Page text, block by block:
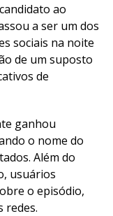
ao
a ser um dos
sociais na noite
de um suposto
de
ganhou
o nome do
Além do
usuários
o episódio,
redes.